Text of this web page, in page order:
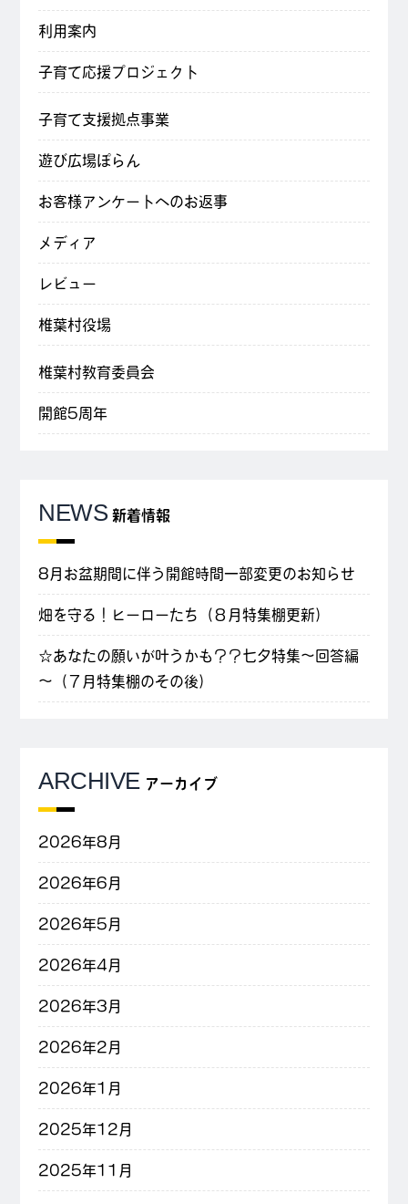
利用案内
子育て応援プロジェクト
子育て支援拠点事業
遊び広場ぽらん
お客様アンケートへのお返事
メディア
レビュー
椎葉村役場
椎葉村教育委員会
開館5周年
NEWS 新着情報
8月お盆期間に伴う開館時間一部変更のお知らせ
畑を守る！ヒーローたち（８月特集棚更新）
☆あなたの願いが叶うかも？？七夕特集～回答編
～（７月特集棚のその後）
ARCHIVE アーカイブ
2026年8月
2026年6月
2026年5月
2026年4月
2026年3月
2026年2月
2026年1月
2025年12月
2025年11月